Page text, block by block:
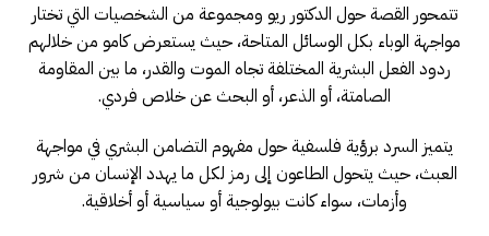
تتمحور القصة حول الدكتور ريو ومجموعة من الشخصيات التي تختار
مواجهة الوباء بكل الوسائل المتاحة، حيث يستعرض كامو من خلالهم
ردود الفعل البشرية المختلفة تجاه الموت والقدر، ما بين المقاومة
الصامتة، أو الذعر، أو البحث عن خلاص فردي.
يتميز السرد برؤية فلسفية حول مفهوم التضامن البشري في مواجهة
العبث، حيث يتحول الطاعون إلى رمز لكل ما يهدد الإنسان من شرور
وأزمات، سواء كانت بيولوجية أو سياسية أو أخلاقية.